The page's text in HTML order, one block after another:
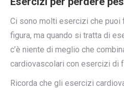
Ci sono molti esercizi che puoi
figura, ma quando si tratta di
c’è niente di meglio che
cardiovascolari con esercizi di
Ricorda che gli esercizi